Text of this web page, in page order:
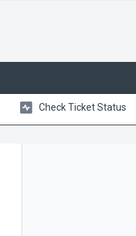
Check Ticket Status